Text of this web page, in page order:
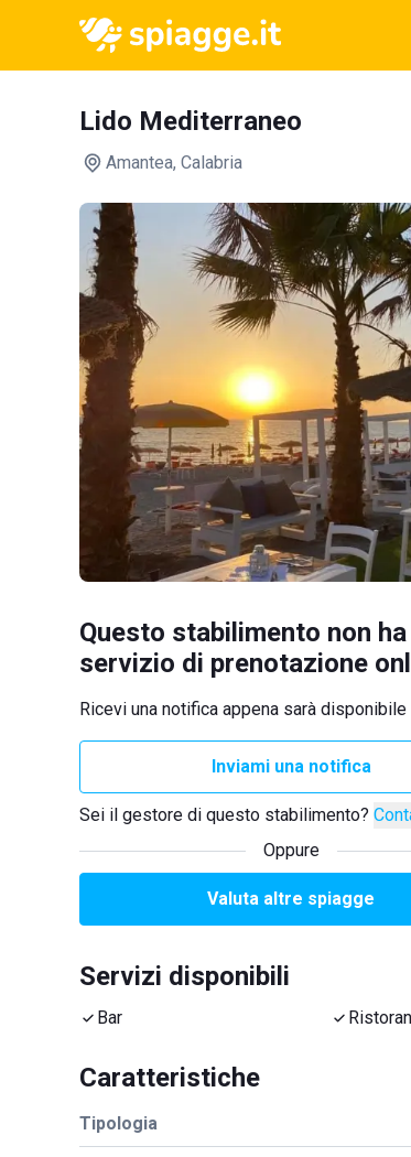
Lido Mediterraneo
Amantea, Calabria
Questo stabilimento non
servizio di prenotazione
Ricevi una notifica appena sarà disponibile
Inviami una notifica
Sei il gestore di questo stabilimento?
Oppure
Valuta altre spiagge
Servizi disponibili
Bar
Caratteristiche
Tipologia